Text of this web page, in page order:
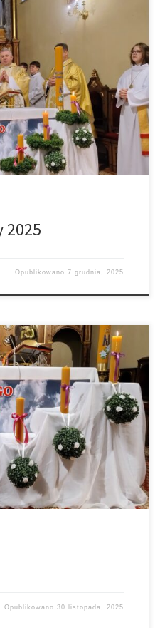
Odpust Parafialny ku czci
Uroczystej Sumie Odpustowej
Kmiecik z Męciny. Mszę
Sroka – proboszcz Parafii
rodak – Ks. Maciej Mitera.
2025
Opublikowano7 grudnia, 2025
wotywne o Matce Bożej, będą
do soboty o godz. 18.00.
godzinki do Matki Bożej.
nabożeństwo szczególnie
kazanie. Dzieci otrzymają
[…]
Opublikowano30 listopada, 2025